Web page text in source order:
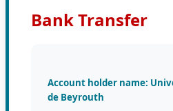
Bank Transfer
Account holder name:
de Beyrouth